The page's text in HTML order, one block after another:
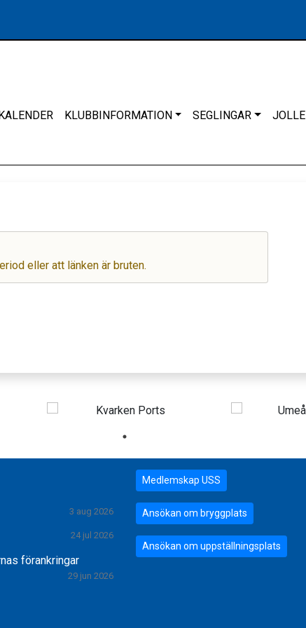
KALENDER KLUBBINFORMATION SEGLINGAR JOLLE
eller att länken är bruten.
3 aug 2026
24 jul 2026
förankringar
29 jun 2026
Medlemskap USS
Ansökan om bryggplats
Ansökan om uppställningsplats